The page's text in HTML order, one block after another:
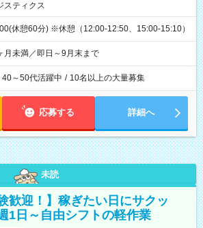
スティクス
休憩60分) ※休憩（12:00-12:50、15:00-15:10）
月未満／即日～9月末まで
40～50代活躍中 / 10名以上の大量募集
応募する 詳細へ
未読
歓迎！】稼ぎたい日にサクッ
1日～自由シフトの軽作業